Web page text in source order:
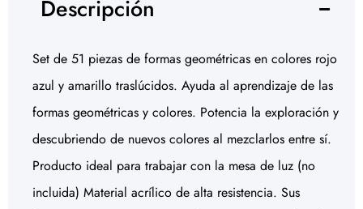
Descripción
Set de 51 piezas de formas geométricas en colores rojo
azul y amarillo traslúcidos. Ayuda al aprendizaje de las
formas geométricas y colores. Potencia la exploración y
descubriendo de nuevos colores al mezclarlos entre sí.
Producto ideal para trabajar con la mesa de luz (no
incluida) Material acrílico de alta resistencia. Sus